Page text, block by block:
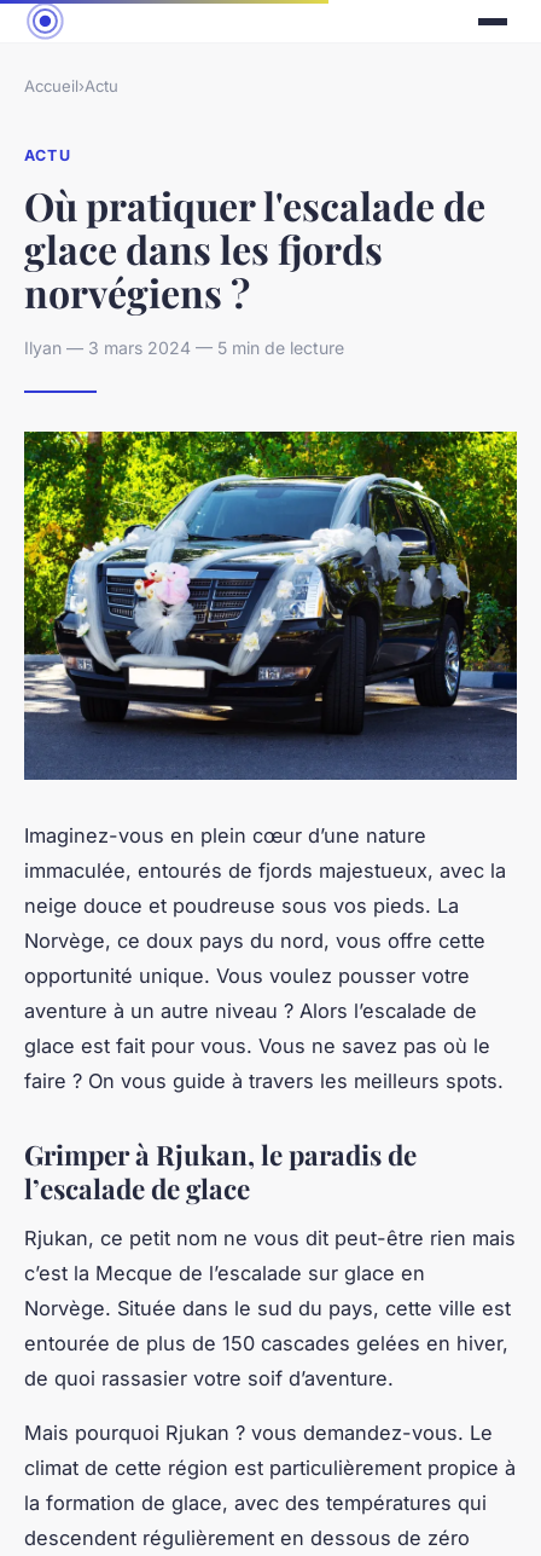
Accueil›Actu
ACTU
Où pratiquer l'escalade de
glace dans les fjords
norvégiens ?
Ilyan — 3 mars 2024 — 5 min de lecture
Imaginez-vous en plein cœur d’une nature
immaculée, entourés de fjords majestueux, avec la
neige douce et poudreuse sous vos pieds. La
Norvège, ce doux pays du nord, vous offre cette
opportunité unique. Vous voulez pousser votre
aventure à un autre niveau ? Alors l’escalade de
glace est fait pour vous. Vous ne savez pas où le
faire ? On vous guide à travers les meilleurs spots.
Grimper à Rjukan, le paradis de
l’escalade de glace
Rjukan, ce petit nom ne vous dit peut-être rien mais
c’est la Mecque de l’escalade sur glace en
Norvège. Située dans le sud du pays, cette ville est
entourée de plus de 150 cascades gelées en hiver,
de quoi rassasier votre soif d’aventure.
Mais pourquoi Rjukan ? vous demandez-vous. Le
climat de cette région est particulièrement propice à
la formation de glace, avec des températures qui
descendent régulièrement en dessous de zéro